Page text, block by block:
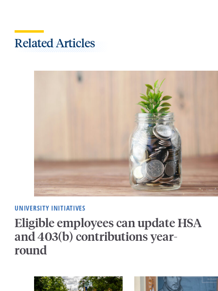
Related Articles
UNIVERSITY INITIATIVES
Eligible employees can update HSA
and 403(b) contributions year-
round